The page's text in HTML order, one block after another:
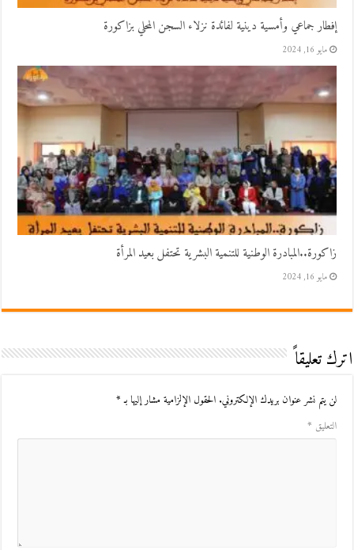
إفطار جماعي وأمسية دينية لفائدة نزلاء السجن المحلي بزاكورة
مايو 16, 2024
زاكورة..المبادرة الوطنية للتنمية البشرية تحتفل بعيد المرأة
مايو 16, 2024
اترك تعليقاً
لن يتم نشر عنوان بريدك الإلكتروني. الحقول الإلزامية مشار إليها بـ*
التعليق *